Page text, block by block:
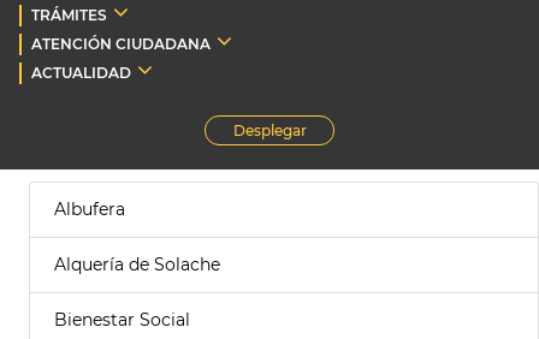
TRÁMITES
ATENCIÓN CIUDADANA
ACTUALIDAD
Desplegar
Albufera
Alquería de Solache
Bienestar Social